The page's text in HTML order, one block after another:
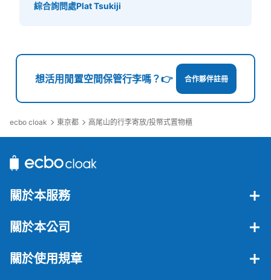
綜合詢問處Plat Tsukiji
想活用閒置空間保管行李嗎？👉 合作夥伴註冊
ecbo cloak 東京都 高尾山的行李寄放/投幣式置物櫃
關於本服務
關於本公司
關於使用規章